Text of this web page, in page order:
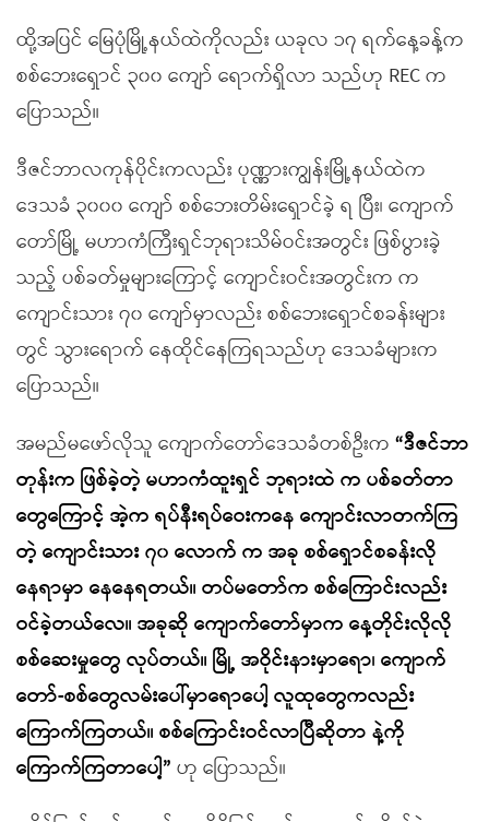
ထို့အပြင် မြေပုံမြို့နယ်ထဲကိုလည်း ယခုလ ၁၇ ရက်နေ့ခန့်က
စစ်ဘေးရှောင် ၃၀၀ ကျော် ရောက်ရှိလာ သည်ဟု REC က
ပြောသည်။
ဒီဇင်ဘာလကုန်ပိုင်းကလည်း ပုဏ္ဏားကျွန်းမြို့နယ်ထဲက
ဒေသခံ ၃၀၀၀ ကျော် စစ်ဘေးတိမ်းရှောင်ခဲ့ ရ ပြီး၊ ကျောက်
တော်မြို့ မဟာကံကြီးရှင်ဘုရားသိမ်ဝင်းအတွင်း ဖြစ်ပွားခဲ့
သည့် ပစ်ခတ်မှုများကြောင့် ကျောင်းဝင်းအတွင်းက က
ကျောင်းသား ၇၀ ကျော်မှာလည်း စစ်ဘေးရှောင်စခန်းများ
တွင် သွားရောက် နေထိုင်နေကြရသည်ဟု ဒေသခံများက
ပြောသည်။
အမည်မဖော်လိုသူ ကျောက်တော်ဒေသခံတစ်ဦးက “ဒီဇင်ဘာ
တုန်းက ဖြစ်ခဲ့တဲ့ မဟာကံထူးရှင် ဘုရားထဲ က ပစ်ခတ်တာ
တွေကြောင့် အဲ့က ရပ်နီးရပ်ဝေးကနေ ကျောင်းလာတက်ကြ
တဲ့ ကျောင်းသား ၇၀ လောက် က အခု စစ်ရှောင်စခန်းလို
နေရာမှာ နေနေရတယ်။ တပ်မတော်က စစ်ကြောင်းလည်း
ဝင်ခဲ့တယ်လေ။ အခုဆို ကျောက်တော်မှာက နေ့တိုင်းလိုလို
စစ်ဆေးမှုတွေ လုပ်တယ်။ မြို့ အဝိုင်းနားမှာရော၊ ကျောက်
တော်-စစ်တွေလမ်းပေါ်မှာရောပေါ့ လူထုတွေကလည်း
ကြောက်ကြတယ်။ စစ်ကြောင်းဝင်လာပြီဆိုတာ နဲ့ကို
ကြောက်ကြတာပေါ့” ဟု ပြောသည်။